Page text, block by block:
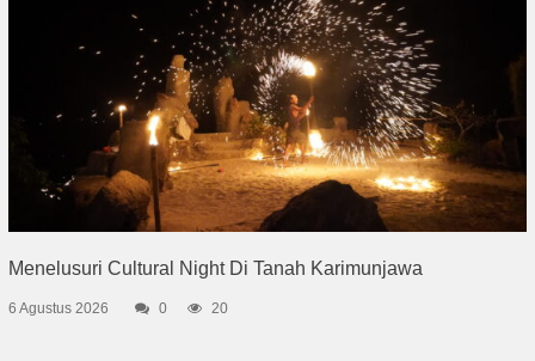
Menelusuri Cultural Night Di Tanah Karimunjawa
6 Agustus 2026 0 20